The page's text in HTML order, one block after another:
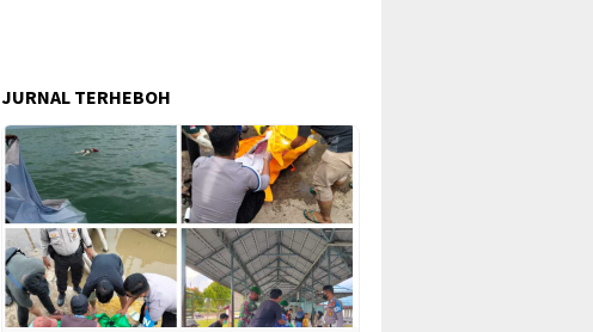
JURNAL TERHEBOH